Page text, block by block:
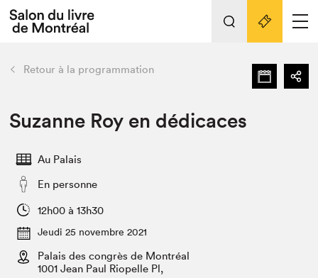
Espace médias
Tout sur l'édition 2022
Actualités
Vidéos et Balados
Club de lecture Braindate
retour Nos activités
Édition 2022
Planifier sa visite
Projets partenaires 2022
Liens pratiques
Retour à la programmation
Suzanne Roy en dédicaces
Au Palais
En personne
12h00 à 13h30
Jeudi 25 novembre 2021
Palais des congrès de Montréal
1001 Jean Paul Riopelle Pl,